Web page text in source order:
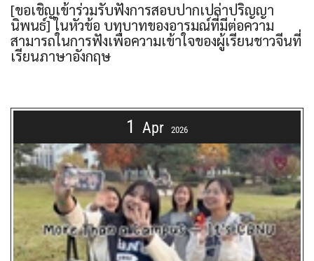
[ขอเชิญเข้าร่วมรับฟังการสอบปากเปล่าปริญญา
นิพนธ์] ในหัวข้อ บทบาทของอารมณ์ที่มีต่อความ
สามารถในการฟังเพื่อความเข้าใจของผู้เรียนชาวจีนที่
เรียนภาษาอังกฤษ
1 Apr 2026